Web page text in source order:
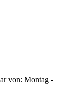
von: Montag -